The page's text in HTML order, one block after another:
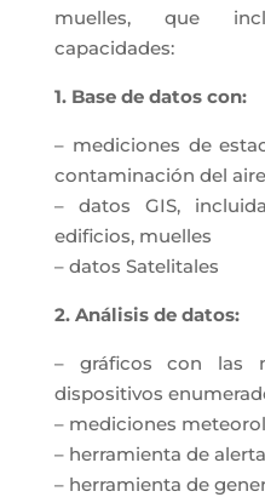
muelles, que
capacidades:
1. Base de datos con:
– mediciones de
contaminación del
– datos GIS,
edificios, muelles
– datos Satelitales
2. Análisis de datos:
– gráficos con las
dispositivos
– mediciones
– herramienta de alerta
– herramienta de